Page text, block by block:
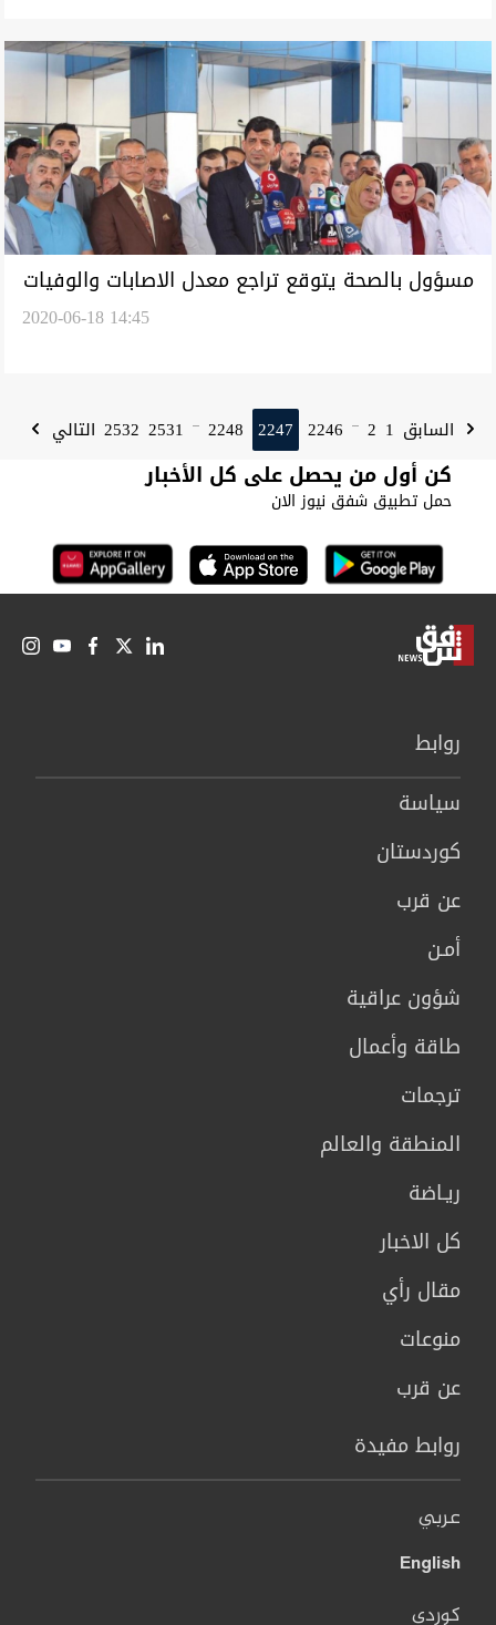
مسؤول بالصحة يتوقع تراجع معدل الاصابات والوفيات
2020-06-18 14:45
السابق 1
2
...
2246
2247
2248
...
2531
2532 التالي
كن أول من يحصل على كل الأخبار
حمل تطبيق شفق نيوز الان
روابط
سیاسة
كوردستان
عن قرب
أمـن
شؤون عراقية
طاقة وأعمال
ترجمات
المنطقة والعالم
ريـاضة
كل الاخبار
مقال رأي
منوعات
عن قرب
روابط مفيدة
عربي
English
کوردی